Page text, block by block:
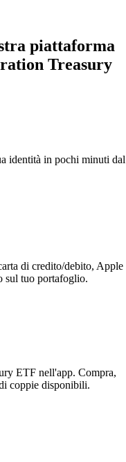
piattaforma
Treasury
identità in pochi minuti dal
di credito/debito, Apple
sul tuo portafoglio.
ETF nell'app. Compra,
coppie disponibili.